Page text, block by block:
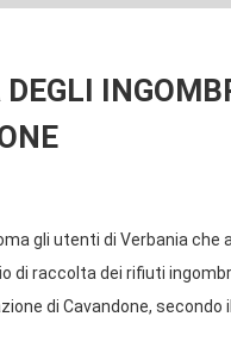
DEGLI
gli utenti di Verbania che
di raccolta dei rifiuti
di Cavandone, secondo